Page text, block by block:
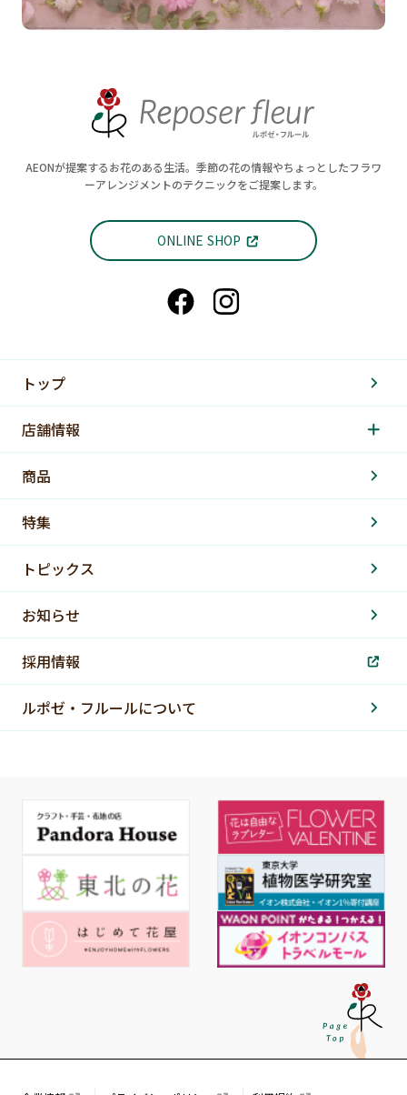
AEONが提案するお花のある生活。季節の花の情報やちょっとしたフラワ
ーアレンジメントのテクニックをご提案します。
ONLINE SHOP
トップ
店舗情報
商品
特集
トピックス
お知らせ
採用情報
ルポゼ・フルールについて